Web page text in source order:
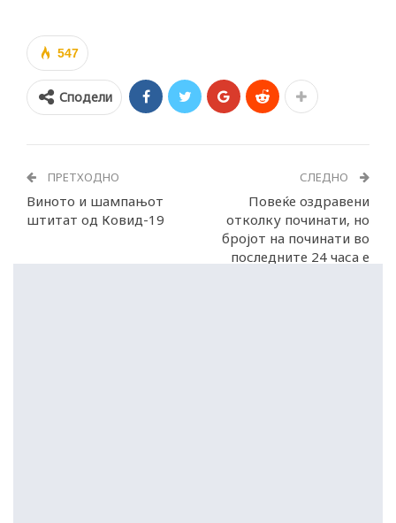
547
Сподели
ПРЕТХОДНО
Виното и шампањот
штитат од Ковид-19
СЛЕДНО
Повеќе оздравени
отколку починати, но
бројот на починати во
последните 24 часа е